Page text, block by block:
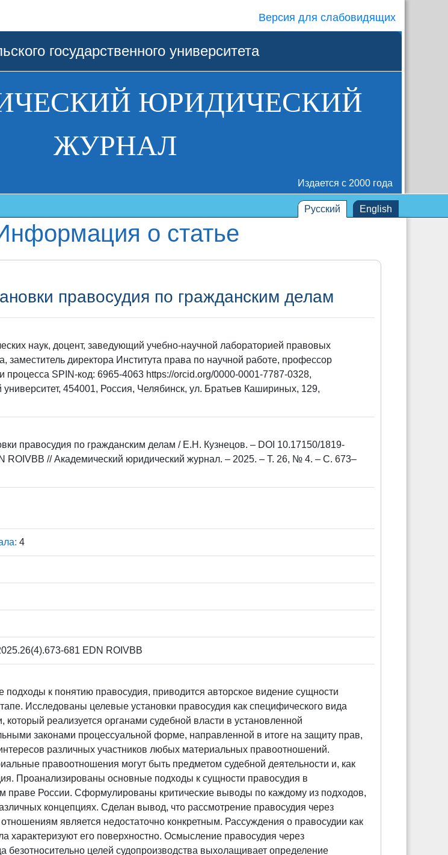
Версия для слабовидящих
государственного университета
ЮРИДИЧЕСКИЙ
ЖУРНАЛ
Издается с 2000 года
Русский English
о статье
правосудия по гражданским делам
наук, доцент, заведующий учебно-научной лабораторией правовых
заместитель директора Института права по научной работе, профессор
процесса SPIN-код: 6965-4063 https://orcid.org/0000-0001-7787-0328,
университет, 454001, Россия, Челябинск, ул. Братьев Кашириных, 129,
правосудия по гражданским делам / Е.Н. Кузнецов. – DOI 10.17150/1819-
ROIVBB // Академический юридический журнал. – 2025. – Т. 26, № 4. – С. 673–
4
681 EDN ROIVBB
подходы к понятию правосудия, приводится авторское видение сущности
Исследованы целевые установки правосудия как специфического вида
который реализуется органами судебной власти в установленной
законами процессуальной форме, направленной в итоге на защиту прав,
различных участников любых материальных правоотношений.
правоотношения могут быть предметом судебной деятельности и, как
Проанализированы основные подходы к сущности правосудия в
праве России. Сформулированы критические выводы по каждому из подходов,
концепциях. Сделан вывод, что рассмотрение правосудия через
является недостаточно конкретным. Рассуждения о правосудии как
характеризуют его поверхностно. Осмысление правосудия через
безотносительно целей судопроизводства выхолащивает определение